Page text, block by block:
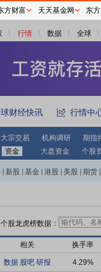
行情 数据 全球
财经快讯 行情中
大宗交易 机构调研
期指
资金 大盘资金 个股
新股 基金 港股 美股 期货
个股龙虎榜数据：
相关 换手率
数据 股吧 研报 4.29%
方财富 天天基金网 东